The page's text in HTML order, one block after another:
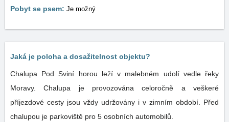
Pobyt se psem: Je možný
Jaká je poloha a dosažitelnost objektu?
Chalupa Pod Sviní horou leží v malebném udolí vedle řeky
Moravy. Chalupa je provozována celoročně a veškeré
příjezdové cesty jsou vždy udržovány i v zimním období. Před
chalupou je parkoviště pro 5 osobních automobilů.